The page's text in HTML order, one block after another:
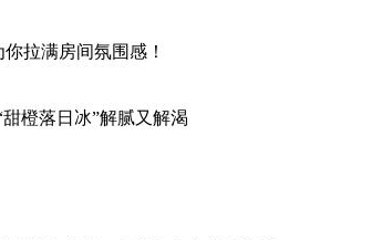
拉满房间氛围感！
橙落日冰”解腻又解渴